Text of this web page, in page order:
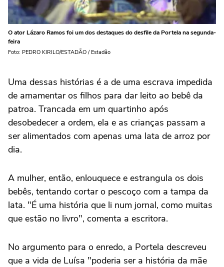
O ator Lázaro Ramos foi um dos destaques do desfile da Portela na segunda-
feira
Foto: PEDRO KIRILO/ESTADÃO / Estadão
Uma dessas histórias é a de uma escrava impedida
de amamentar os filhos para dar leito ao bebê da
patroa. Trancada em um quartinho após
desobedecer a ordem, ela e as crianças passam a
ser alimentados com apenas uma lata de arroz por
dia.
A mulher, então, enlouquece e estrangula os dois
bebês, tentando cortar o pescoço com a tampa da
lata. "É uma história que li num jornal, como muitas
que estão no livro", comenta a escritora.
No argumento para o enredo, a Portela descreveu
que a vida de Luísa "poderia ser a história da mãe